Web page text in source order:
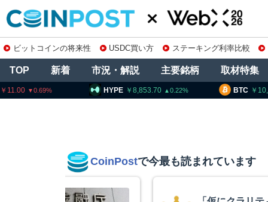
ビットコインの将来性 USDC買い方 ステーキング利率比較
TOP 新着 市況・解説 主要銘柄 取材特集
BTC 10,180,894 0.39
HYPE 0.22
CoinPostで今最も読まれています